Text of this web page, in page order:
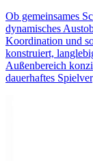
Ob gemeinsames
dynamisches
Koordination und
konstruiert,
Außenbereich
dauerhaftes